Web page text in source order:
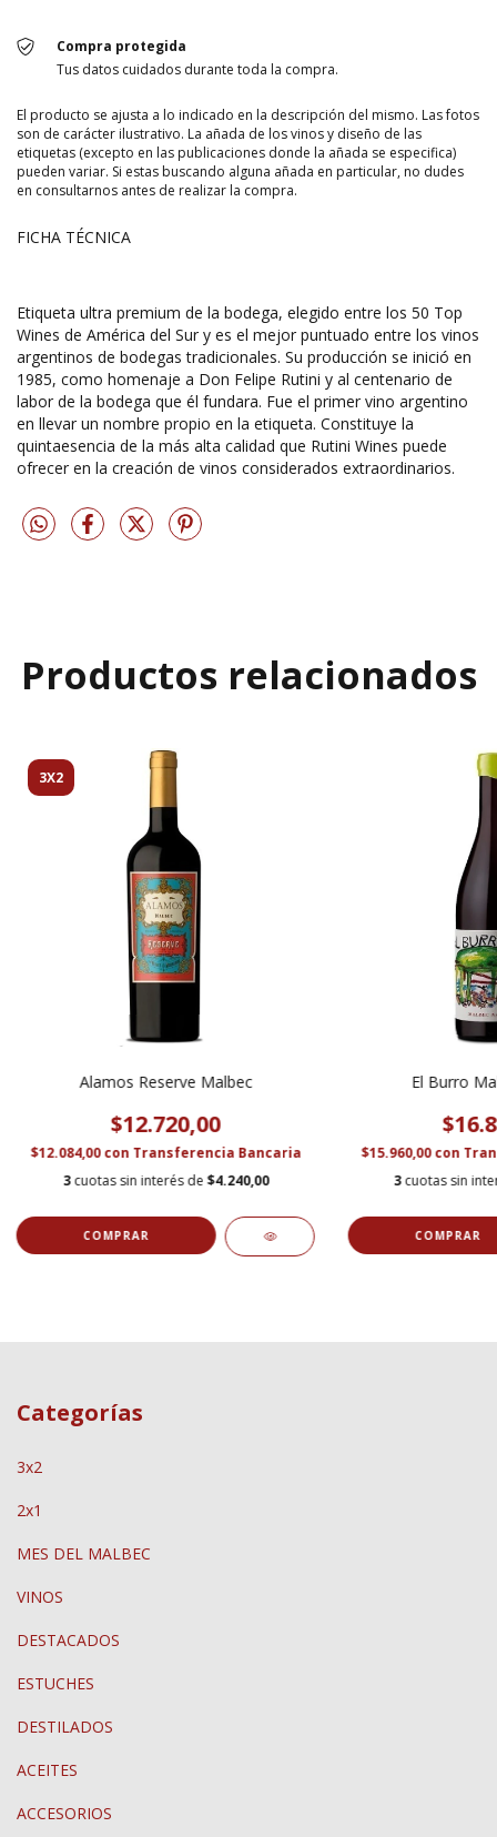
Compra protegida
Tus datos cuidados durante toda la compra.
El producto se ajusta a lo indicado en la descripción del mismo. Las fotos
son de carácter ilustrativo. La añada de los vinos y diseño de las
etiquetas (excepto en las publicaciones donde la añada se especifica)
pueden variar. Si estas buscando alguna añada en particular, no dudes
en consultarnos antes de realizar la compra.
FICHA TÉCNICA
Etiqueta ultra premium de la bodega, elegido entre los 50 Top
Wines de América del Sur y es el mejor puntuado entre los vinos
argentinos de bodegas tradicionales. Su producción se inició en
1985, como homenaje a Don Felipe Rutini y al centenario de
labor de la bodega que él fundara. Fue el primer vino argentino
en llevar un nombre propio en la etiqueta. Constituye la
quintaesencia de la más alta calidad que Rutini Wines puede
ofrecer en la creación de vinos considerados extraordinarios.
Productos relacionados
3X2
Alamos Reserve Malbec
$12.720,00
$12.084,00con Transferencia Bancaria
3 cuotas sin interés de$4.240,00
El Burro
$15.960,00con
3cuotas sin
Categorías
3x2
2x1
MES DEL MALBEC
VINOS
DESTACADOS
ESTUCHES
DESTILADOS
ACEITES
ACCESORIOS